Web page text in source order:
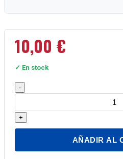
10,00 €
✓ En stock
El
anfibio
cantidad
-
+
AÑADIR AL